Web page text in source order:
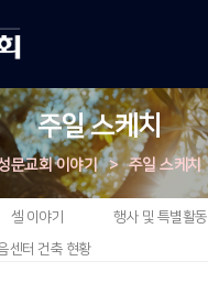
주일 스케치
문교회 이야기 > 주일 스케치
셀 이야기 행사 및 특별활동
센터 건축 현황